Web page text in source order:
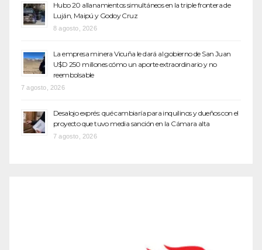
Hubo 20 allanamientos simultáneos en la triple frontera de
Luján, Maipú y Godoy Cruz
8 agosto, 2026
La empresa minera Vicuña le dará al gobierno de San Juan
U$D 250 millones cómo un aporte extraordinario y no
reembolsable
7 agosto, 2026
Desalojo exprés: qué cambiaría para inquilinos y dueños con el
proyecto que tuvo media sanción en la Cámara alta
7 agosto, 2026